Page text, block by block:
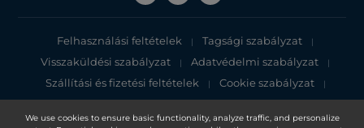
We use cookies to ensure basic functionality, analyze traffic, and personalize
Felhasználási feltételek | Tagsági szabályzat |
Visszaküldési szabályzat | Adatvédelmi szabályzat |
Szállítási és fizetési feltételek | Cookie szabályzat |
Adatvédelmi tájékoztató